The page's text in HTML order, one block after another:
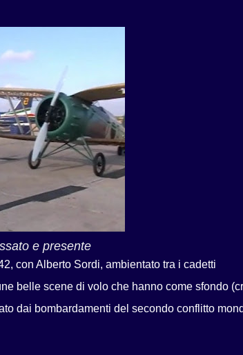
e presente
con Alberto Sordi, ambientato tra i cadetti
belle scene di volo che hanno come sfondo
dai bombardamenti del secondo conflitto